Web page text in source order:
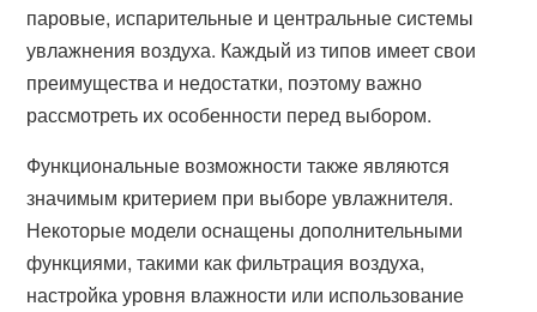
паровые, испарительные и центральные системы
увлажнения воздуха. Каждый из типов имеет свои
преимущества и недостатки, поэтому важно
рассмотреть их особенности перед выбором.
Функциональные возможности также являются
значимым критерием при выборе увлажнителя.
Некоторые модели оснащены дополнительными
функциями, такими как фильтрация воздуха,
настройка уровня влажности или использование